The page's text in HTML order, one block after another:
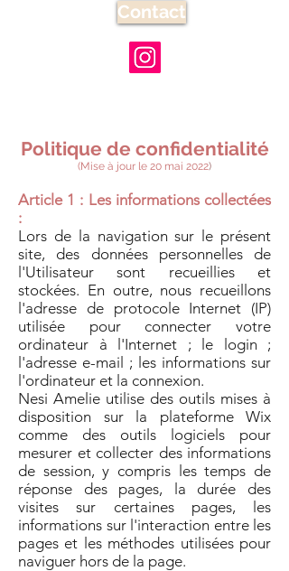
Contact
Politique de confidentialité
(Mise à jour le 20 mai 2022)
Article 1 : Les informations collectées
:
Lors de la navigation sur le présent
site, des données personnelles de
l'Utilisateur sont recueillies et
stockées. En outre, nous recueillons
l'adresse de protocole Internet (IP)
utilisée pour connecter votre
ordinateur à l'Internet ; le login ;
l'adresse e-mail ; les informations sur
l'ordinateur et la connexion.
Nesi Amelie utilise des outils mises à
disposition sur la plateforme Wix
comme des outils logiciels pour
mesurer et collecter des informations
de session, y compris les temps de
réponse des pages, la durée des
visites sur certaines pages, les
informations sur l'interaction entre les
pages et les méthodes utilisées pour
naviguer hors de la page.